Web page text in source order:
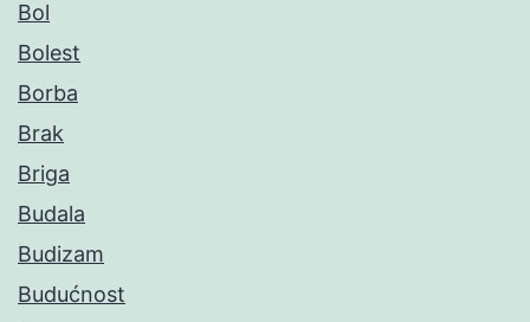
Bol
Bolest
Borba
Brak
Briga
Budala
Budizam
Budućnost